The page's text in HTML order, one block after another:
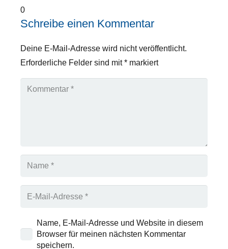
0
Schreibe einen Kommentar
Deine E-Mail-Adresse wird nicht veröffentlicht.
Erforderliche Felder sind mit* markiert
Name, E-Mail-Adresse und Website in diesem
Browser für meinen nächsten Kommentar
speichern.